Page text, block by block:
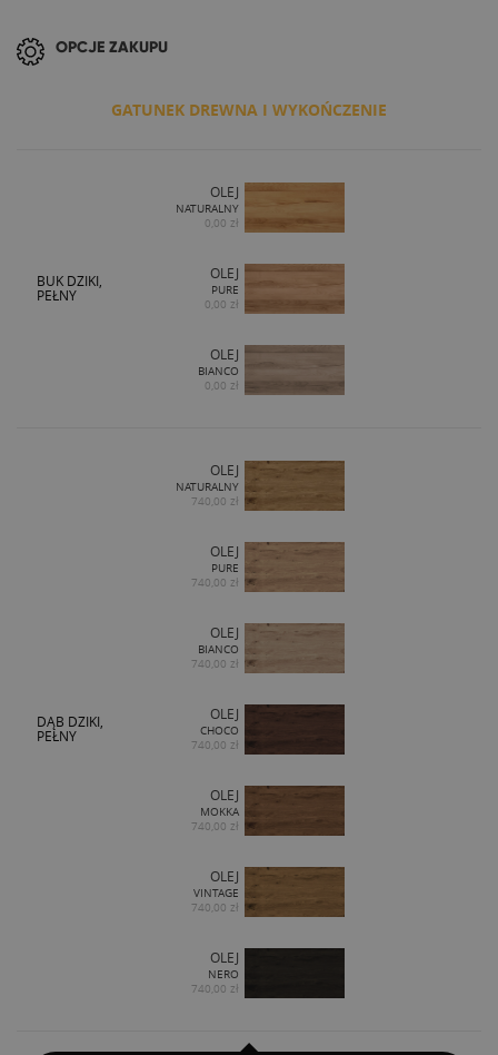
OPCJE ZAKUPU
GATUNEK DREWNA I WYKOŃCZENIE
BUK DZIKI,
PEŁNY
OLEJ
NATURALNY
0,00 zł
OLEJ
PURE
0,00 zł
OLEJ
BIANCO
0,00 zł
DĄB DZIKI,
PEŁNY
OLEJ
NATURALNY
740,00 zł
OLEJ
PURE
740,00 zł
OLEJ
BIANCO
740,00 zł
OLEJ
CHOCO
740,00 zł
OLEJ
MOKKA
740,00 zł
OLEJ
VINTAGE
740,00 zł
OLEJ
NERO
740,00 zł